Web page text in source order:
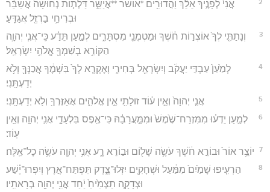
2
אֲנִי֙ לְפָנֶ֣יךָ אֵלֵ֔ךְ וַהֲדוּרִ֖ים *אושר **אֲיַשֵּׁ֑ר דַּלְת֤וֹת נְחוּשָׁה֙ אֲשַׁבֵּ֔ר
וּבְרִיחֵ֥י בַרְזֶ֖ל אֲגַדֵּֽעַ׃
3
וְנָתַתִּ֤י לְךָ֙ אוֹצְר֣וֹת חֹ֔שֶׁךְ וּמַטְמֻנֵ֖י מִסְתָּרִ֑ים לְמַ֣עַן תֵּדַ֗ע כִּֽי־אֲנִ֧י יְהוָ֛ה
הַקּוֹרֵ֥א בְשִׁמְךָ֖ אֱלֹהֵ֥י יִשְׂרָאֵֽל׃
4
לְמַ֙עַן֙ עַבְדִּ֣י יַעֲקֹ֔ב וְיִשְׂרָאֵ֖ל בְּחִירִ֑י וָאֶקְרָ֤א לְךָ֙ בִּשְׁמֶ֔ךָ אֲכַנְּךָ֖ וְלֹ֥א
יְדַעְתָּֽנִי׃
5 אֲנִ֤י יְהוָה֙ וְאֵ֣ין ע֔וֹד זוּלָתִ֖י אֵ֣ין אֱלֹהִ֑ים אֲאַזֶּרְךָ֖ וְלֹ֥א יְדַעְתָּֽנִי׃
6
לְמַ֣עַן יֵדְע֗וּ מִמִּזְרַח־שֶׁ֙מֶשׁ֙ וּמִמַּ֣עֲרָבָ֔הּ כִּי־אֶ֖פֶס בִּלְעָדָ֑י אֲנִ֥י יְהוָ֖ה וְאֵ֥ין
עֽוֹד׃
7 יוֹצֵ֥ר אוֹר֙ וּבוֹרֵ֣א חֹ֔שֶׁךְ עֹשֶׂ֥ה שָׁל֖וֹם וּב֣וֹרֵא רָ֑ע אֲנִ֥י יְהוָ֖ה עֹשֶׂ֥ה כָל־אֵֽלֶּה׃
8
הַרְעִ֤יפוּ שָׁמַ֙יִם֙ מִמַּ֔עַל וּשְׁחָקִ֖ים יִזְּלוּ־צֶ֑דֶק תִּפְתַּח־אֶ֣רֶץ וְיִפְרוּ־יֶ֗שַׁע
וּצְדָקָ֤ה תַצְמִ֙יחַ֙ יַ֔חַד אֲנִ֥י יְהוָ֖ה בְּרָאתִֽיו׃